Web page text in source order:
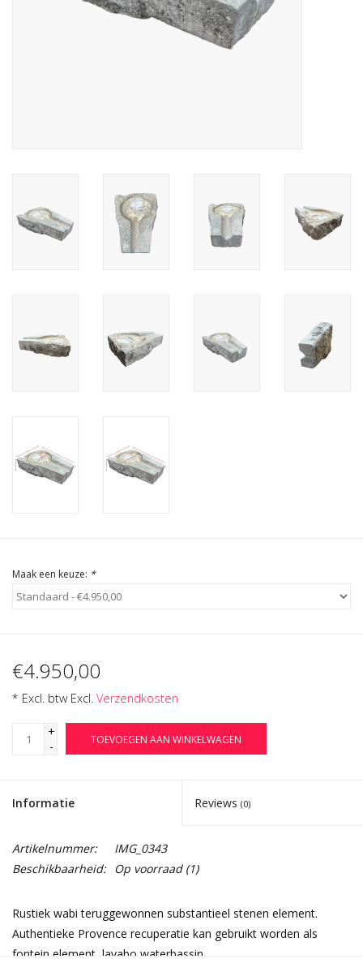
Login
Maak een keuze: *
€4.950,00
* Excl. btw Excl. Verzendkosten
+
-
TOEVOEGEN AAN WINKELWAGEN
Informatie Reviews (0)
Artikelnummer:
IMG_0343
Beschikbaarheid: Op voorraad(1)
Rustiek wabi teruggewonnen substantieel stenen element.
Authentieke Provence recuperatie kan gebruikt worden als
fontein element, lavabo waterbassin.